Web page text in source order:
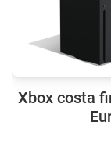
Xbox costa